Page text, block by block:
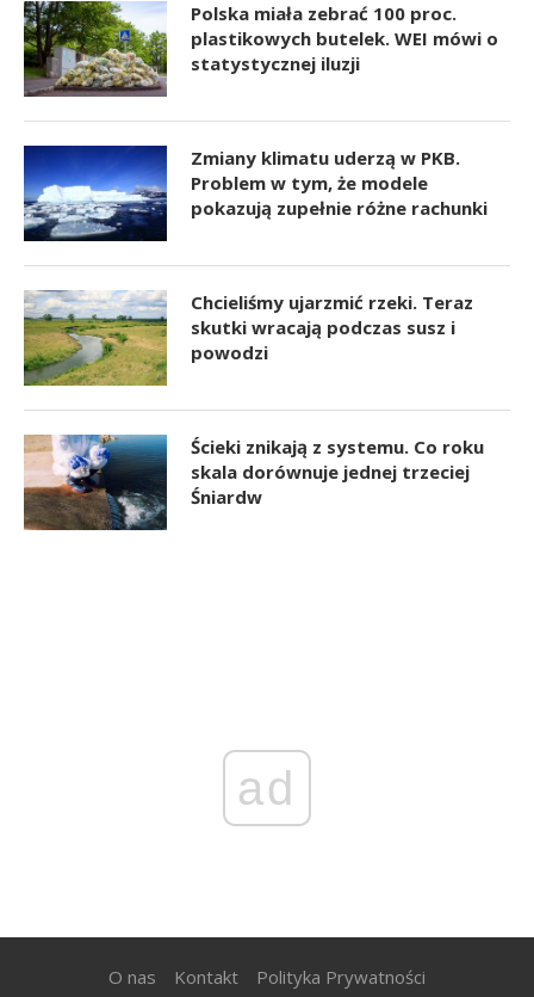
Polska miała zebrać 100 proc.
plastikowych butelek. WEI mówi o
statystycznej iluzji
Zmiany klimatu uderzą w PKB.
Problem w tym, że modele
pokazują zupełnie różne rachunki
Chcieliśmy ujarzmić rzeki. Teraz
skutki wracają podczas susz i
powodzi
Ścieki znikają z systemu. Co roku
skala dorównuje jednej trzeciej
Śniardw
ad
O nas Kontakt Polityka Prywatności